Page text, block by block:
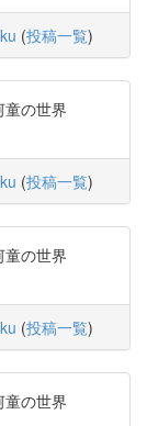
(投稿一覧)
の世界
(投稿一覧)
の世界
(投稿一覧)
の世界